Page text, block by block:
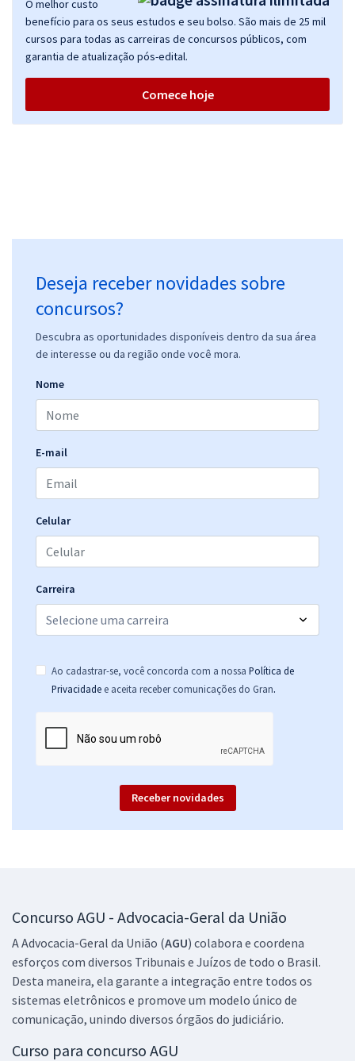
AGU - Advocacia-Geral da União - Administrador
R$ 319,84à vista
ou 12x deR$
Comprar
AGU - Advocacia-Geral da União - Técnico em Assuntos Educacionais
R$ 319,84à vista
Economize R$ 79,96 (-20%)
AGU - Advocacia-Geral da União - Técnico em Comunicação Social
R$26,65
Cargo: Técnico em Comunicação Social
Economize R$ 47,96 (-20%)
Comprar
Economize R$ 47,96 (-20%)
Comprar
AGU - Advocacia-Geral da União - Conhecimentos Básicos para todos
O melhor custo
benefício para os seus estudos e seu bolso. São mais de 25 mil
cursos para todas as carreiras de concursos públicos, com
garantia de atualização pós-edital.
Comece hoje
Deseja receber novidades sobre
concursos?
Descubra as oportunidades disponíveis dentro da sua área
de interesse ou da região onde você mora.
Nome
E-mail
Celular
Carreira
Ao cadastrar-se, você concorda com a nossa Política de
Privacidade e aceita receber comunicações do Gran.
Receber novidades
Concurso AGU - Advocacia-Geral da União
A Advocacia-Geral da União (AGU) colabora e coordena
esforços com diversos Tribunais e Juízos de todo o Brasil.
Desta maneira, ela garante a integração entre todos os
sistemas eletrônicos e promove um modelo único de
comunicação, unindo diversos órgãos do judiciário.
Curso para concurso AGU